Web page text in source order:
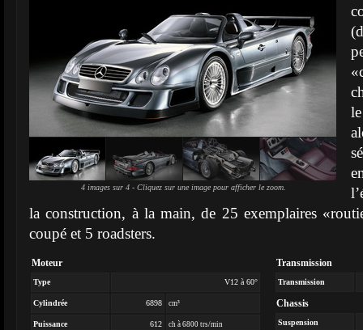
4 images sur 4 - Cliquez sur une image pour afficher le zoom.
la construction, à la main, de 25 exemplaires
coupé et 5 roadsters.
Moteur
Type V12 à 60°
Cylindrée 6898 cm³
Puissance 612 ch à 6800 trs/min
Transmission
Transmission
Chassis
Suspension